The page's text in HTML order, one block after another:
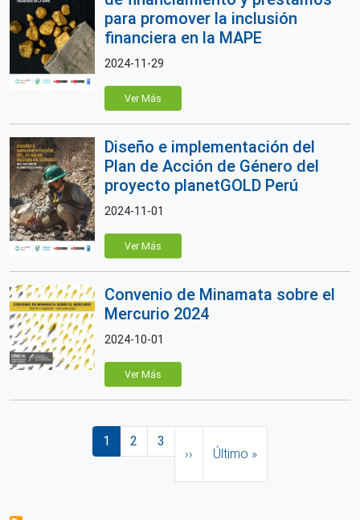
para promover la inclusión
financiera en la MAPE
2024-11-29
Ver Más
Diseño e implementación del
Plan de Acción de Género del
proyecto planetGOLD Perú
2024-11-01
Ver Más
Convenio de Minamata sobre el
Mercurio 2024
2024-10-01
Ver Más
Paginación
Página actual
1 Página
2 Página
3
››
Último »